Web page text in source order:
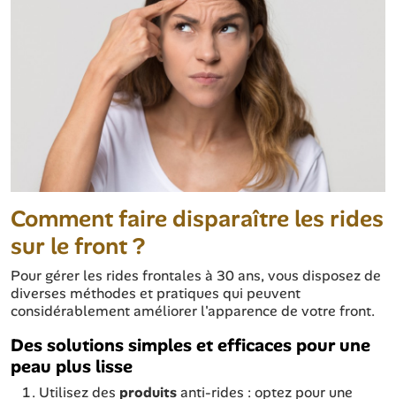
Comment faire disparaître les rides
sur le front ?
Pour gérer les rides frontales à 30 ans, vous disposez de
diverses méthodes et pratiques qui peuvent
considérablement améliorer l'apparence de votre front.
Des solutions simples et efficaces pour une
peau plus lisse
Utilisez des produitsanti-rides : optez pour une